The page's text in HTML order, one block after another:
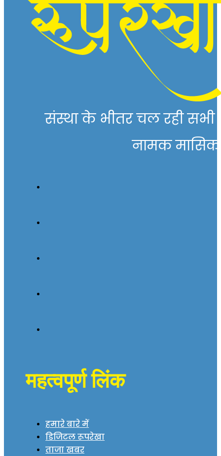
संस्था के भीतर चल रही सभी
नामक मासिक
महत्वपूर्ण लिंक
हमारे बारे में
डिजिटल रूपरेखा
ताजा खबर